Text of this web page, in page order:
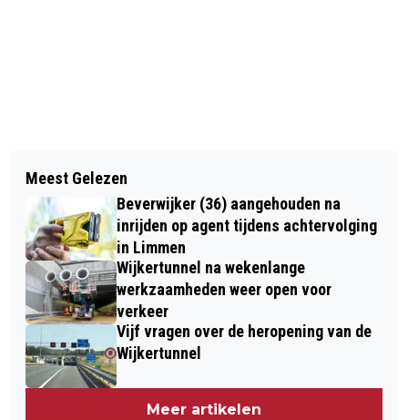
OPENING TENTOONSTELLING ‘DIE
HEERLIJKE NATUUR’ IN KASTEELTUIN
ASSUMBURG
CASTRICUM - GETUIGEN GEZOCHT
VAN STRAATROOF
Meest Gelezen
Beverwijker (36) aangehouden na
inrijden op agent tijdens achtervolging
in Limmen
Wijkertunnel na wekenlange
werkzaamheden weer open voor
verkeer
Vijf vragen over de heropening van de
Wijkertunnel
Meer artikelen